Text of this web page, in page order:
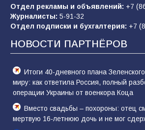
Батайским спортсменам
Отдел рекламы и объявлений: +7
Журналисты: 5-91-32
Отдел подписки и бухгалтерия: +7
НОВОСТИ ПАРТНЁРОВ
Итоги 40-дневного плана
миру: как ответила Россия, полный
операции Украины от военкора Коца
Вместо свадьбы – похороны: отец
мертвую 16-летнюю дочь и не мог